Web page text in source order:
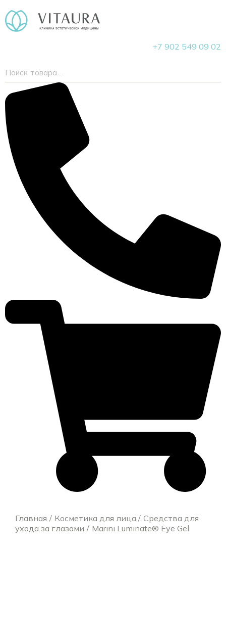
+7 902 549 09 02
Главная Косметика для лица
Средства для
ухода за глазами
Marini Luminate® Eye Gel